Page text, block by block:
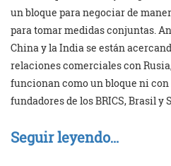
un bloque para negociar de
para tomar medidas conjuntas.
China y la India se están
relaciones comerciales con
funcionan como un bloque ni
fundadores de los BRICS, Brasil y
Seguir leyendo…